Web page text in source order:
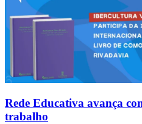
Rede Educativa avança
trabalho